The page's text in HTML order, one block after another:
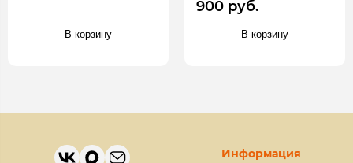
В корзину
900 руб.
В корзину
Информация